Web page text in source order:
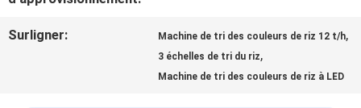
NOUVELLES
Surligner: Machine de tri des couleurs de riz 12 t/h,
3 échelles de tri du riz,
Machine de tri des couleurs de riz à LED